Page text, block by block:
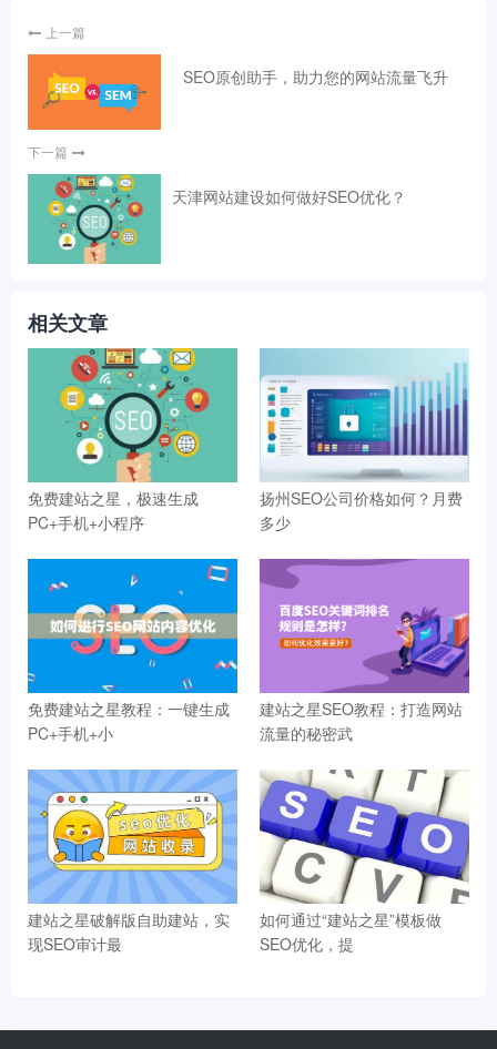
上一篇
SEO原创助手，助力您的网站流量飞升
下一篇
天津网站建设如何做好SEO优化？
相关文章
免费建站之星，极速生成
PC+手机+小程序
扬州SEO公司价格如何？月费
多少
免费建站之星教程：一键生成
PC+手机+小
建站之星SEO教程：打造网站
流量的秘密武
建站之星破解版自助建站，实
现SEO审计最
如何通过“建站之星”模板做
SEO优化，提